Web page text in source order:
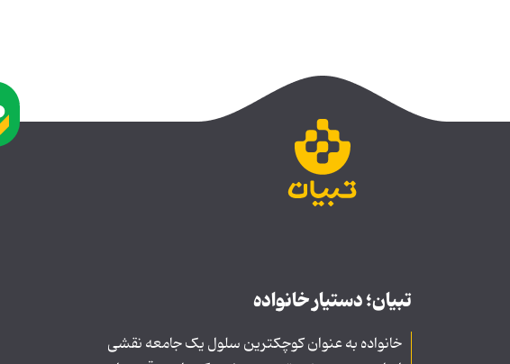
تبیان؛ دستیار خانواده
خانواده به عنوان کوچکترین سلول یک جامعه نقشی